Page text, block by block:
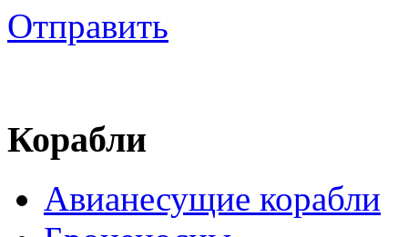
Отправить
Корабли
Авианесущие корабли